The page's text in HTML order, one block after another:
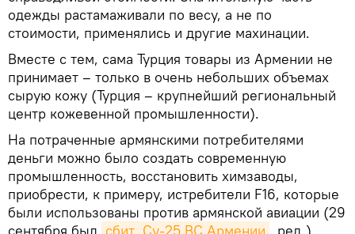
одежды растамаживали по весу, а не по
стоимости, применялись и другие махинации.
Вместе с тем, сама Турция товары из Армении не
принимает – только в очень небольших объемах
сырую кожу (Турция – крупнейший региональный
центр кожевенной промышленности).
На потраченные армянскими потребителями
деньги можно было создать современную
промышленность, восстановить химзаводы,
приобрести, к примеру, истребители F16, которые
были использованы против армянской авиации (29